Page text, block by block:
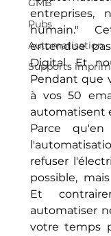
GMB
Pubs
Automatisation
Supports
entreprises,
humain."
entendue
Digital. Et
Pendant que
à vos 50
automatisent
Parce
refuser
possible,
Et
automatiser
votre temps